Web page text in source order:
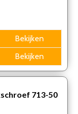
Bekijken
Bekijken
713-50